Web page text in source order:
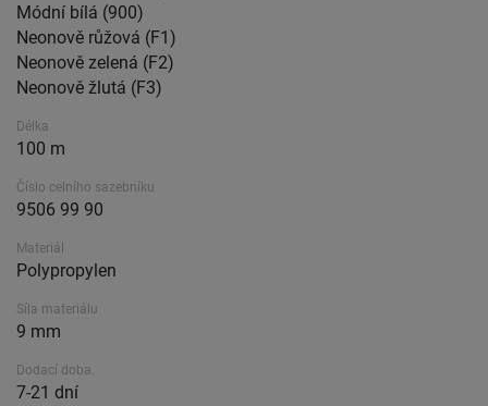
Módní bílá (900)
Neonově růžová (F1)
Neonově zelená (F2)
Neonově žlutá (F3)
Délka
100 m
Číslo celního sazebníku
9506 99 90
Materiál
Polypropylen
Síla materiálu
9 mm
Dodací doba.
7-21 dní